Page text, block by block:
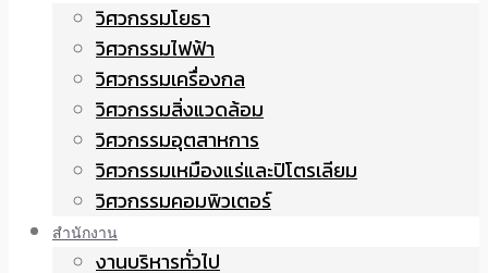
วิศวกรรมโยธา
วิศวกรรมไฟฟ้า
วิศวกรรมเครื่องกล
วิศวกรรมสิ่งแวดล้อม
วิศวกรรมอุตสาหการ
วิศวกรรมเหมืองแร่และปิโตรเลียม
วิศวกรรมคอมพิวเตอร์
สำนักงาน
งานบริหารทั่วไป